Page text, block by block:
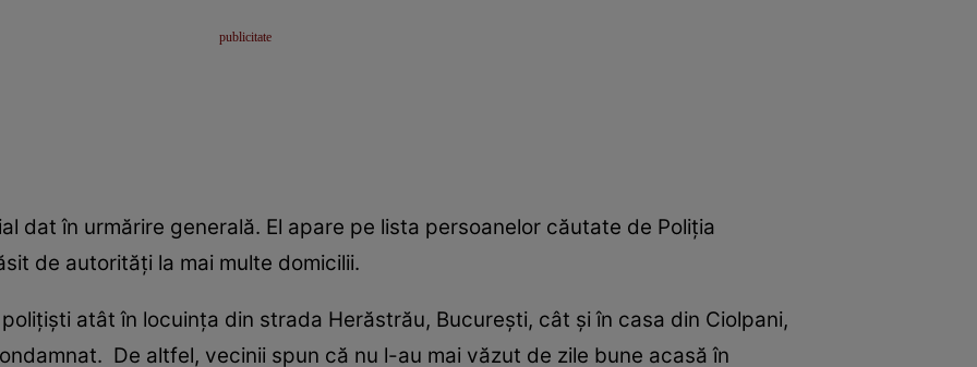
dat în urmărire generală. El apare pe lista persoanelor căutate de Poliția
de autorități la mai multe domicilii.
atât în locuința din strada Herăstrău, București, cât și în casa din Ciolpani,
De altfel, vecinii spun că nu l-au mai văzut de zile bune acasă în